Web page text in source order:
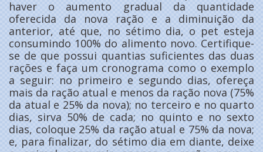
haver o aumento gradual da quantidade
oferecida da nova ração e a diminuição da
anterior, até que, no sétimo dia, o pet esteja
consumindo 100% do alimento novo. Certifique-
se de que possui quantias suficientes das duas
rações e faça um cronograma como o exemplo
a seguir: no primeiro e segundo dias, ofereça
mais da ração atual e menos da ração nova (75%
da atual e 25% da nova); no terceiro e no quarto
dias, sirva 50% de cada; no quinto e no sexto
dias, coloque 25% da ração atual e 75% da nova;
e, para finalizar, do sétimo dia em diante, deixe